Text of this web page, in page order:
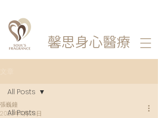
馨思身心醫療
All Posts
All Posts
張巍鐘
2023年11月28日